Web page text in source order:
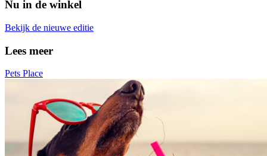
Nu in de winkel
Bekijk de nieuwe editie
Lees meer
Pets Place